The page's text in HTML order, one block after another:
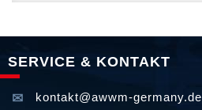
SERVICE & KONTAKT
kontakt@awwm-germany.de